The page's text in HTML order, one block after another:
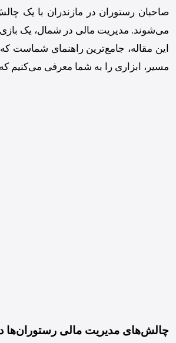
صاحبان رستوران در مازندران با یک
می‌شوند. مدیریت مالی در شمال، یک
این مقاله، جامع‌ترین راهنمای شماست
مسیر، ابزاری را به شما معرفی می‌کنیم
چالش‌های مدیریت مالی رستوران‌ها